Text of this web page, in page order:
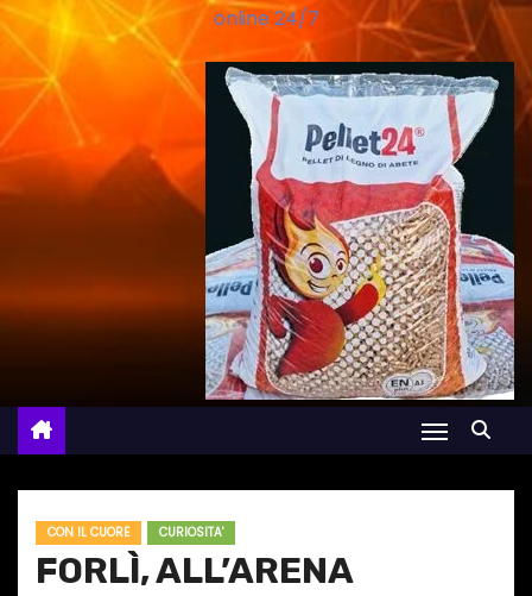
online 24/7
CON IL CUORE CURIOSITA'
FORLÌ, ALL’ARENA